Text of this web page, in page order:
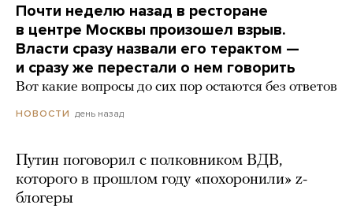
Почти неделю назад в ресторане
в центре Москвы произошел взрыв.
Власти сразу назвали его терактом —
и сразу же перестали о нем говорить
Вот какие вопросы до сих пор остаются без ответов
НОВОСТИ день назад
Путин поговорил с полковником ВДВ,
которого в прошлом году «похоронили» z-
блогеры